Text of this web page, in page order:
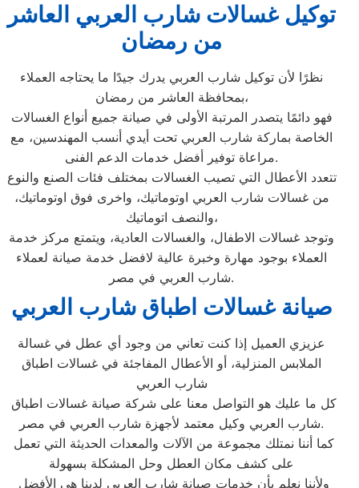
توكيل غسالات شارب العربي العاشر
من رمضان
نظرًا لأن توكيل شارب العربي يدرك جيدًا ما يحتاجه العملاء
بمحافظة العاشر من رمضان،
فهو دائمًا يتصدر المرتبة الأولى في صيانة جميع أنواع الغسالات
الخاصة بماركة شارب العربي تحت أيدي أنسب المهندسين، مع
مراعاة توفير أفضل خدمات الدعم الفنى.
تتعدد الأعطال التي تصيب الغسالات بمختلف فئات الصنع والنوع
من غسالات شارب العربي اوتوماتيك، واخرى فوق اوتوماتيك،
والنصف اتوماتيك،
وتوجد غسالات الاطفال، والغسالات العادية، ويتمتع مركز خدمة
العملاء بوجود مهارة وخبرة عالية لافضل خدمة صيانة لعملاء
شارب العربي في مصر.
صيانة غسالات اطباق شارب العربي
عزيزي العميل إذا كنت تعاني من وجود أي عطل في غسالة
الملابس المنزلية، أو الأعطال المفاجئة في غسالات اطباق
شارب العربي
شارب العربي وكيل معتمد لأجهزة شارب العربي في مصر.
على كشف مكان العطل وحل المشكلة بسهولة